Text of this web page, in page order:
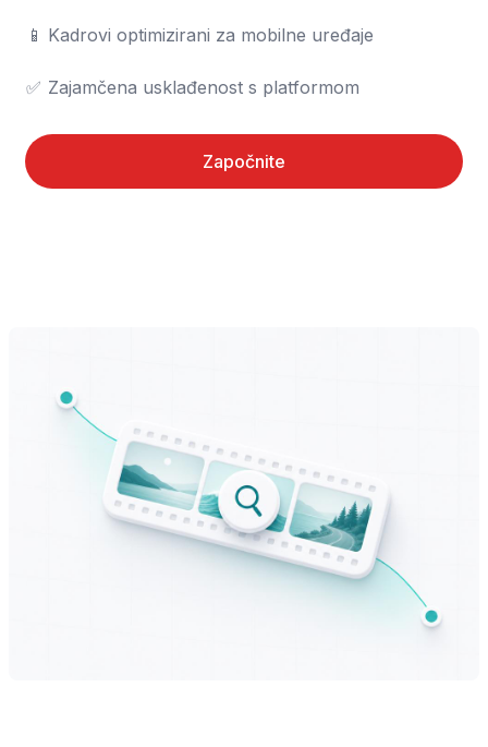
📱	Kadrovi optimizirani za mobilne uređaje
✅	Zajamčena usklađenost s platformom
Započnite